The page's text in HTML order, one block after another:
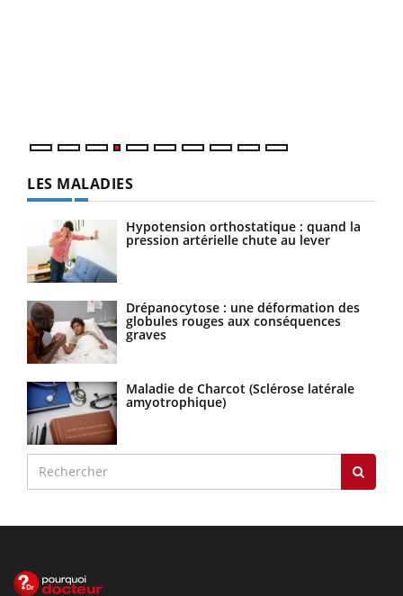
LES MALADIES
Hypotension orthostatique : quand la
pression artérielle chute au lever
Drépanocytose : une déformation des
globules rouges aux conséquences
graves
Maladie de Charcot (Sclérose latérale
amyotrophique)